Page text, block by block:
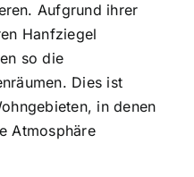
Aufgrund ihrer
Hanfziegel
so die
Dies ist
in denen
Atmosphäre